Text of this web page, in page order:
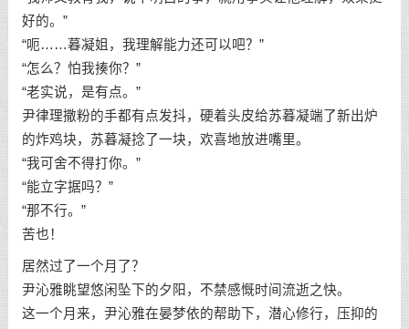
好的。”
“呃……暮凝姐，我理解能力还可以吧？”
“怎么？怕我揍你？”
“老实说，是有点。”
尹律理撒粉的手都有点发抖，硬着头皮给苏暮凝端了新出炉
的炸鸡块，苏暮凝捻了一块，欢喜地放进嘴里。
“我可舍不得打你。”
“能立字据吗？”
“那不行。”
苦也！
居然过了一个月了？
尹沁雅眺望悠闲坠下的夕阳，不禁感慨时间流逝之快。
这一个月来，尹沁雅在晏梦依的帮助下，潜心修行，压抑的